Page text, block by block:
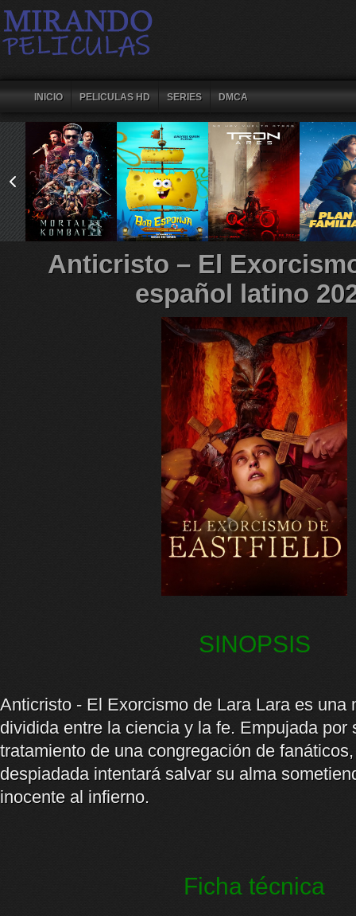
INICIO PELICULAS HD SERIES DMCA
Anticristo – El
español latino
SINOPSIS
Anticristo - El Exorcismo de Lara Lara es una
dividida entre la ciencia y la fe. Empujada por
tratamiento de una congregación de
despiadada intentará salvar su alma
inocente al infierno.
Ficha técnica